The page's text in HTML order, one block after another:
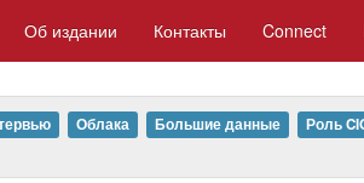
Об издании Контакты Connect
Облака Большие данные Роль